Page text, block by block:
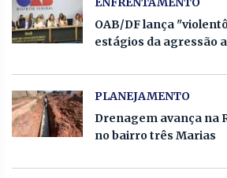
OAB/DF lança
estágios da agressão
PLANEJAMENTO
Drenagem avança na
no bairro três Marias